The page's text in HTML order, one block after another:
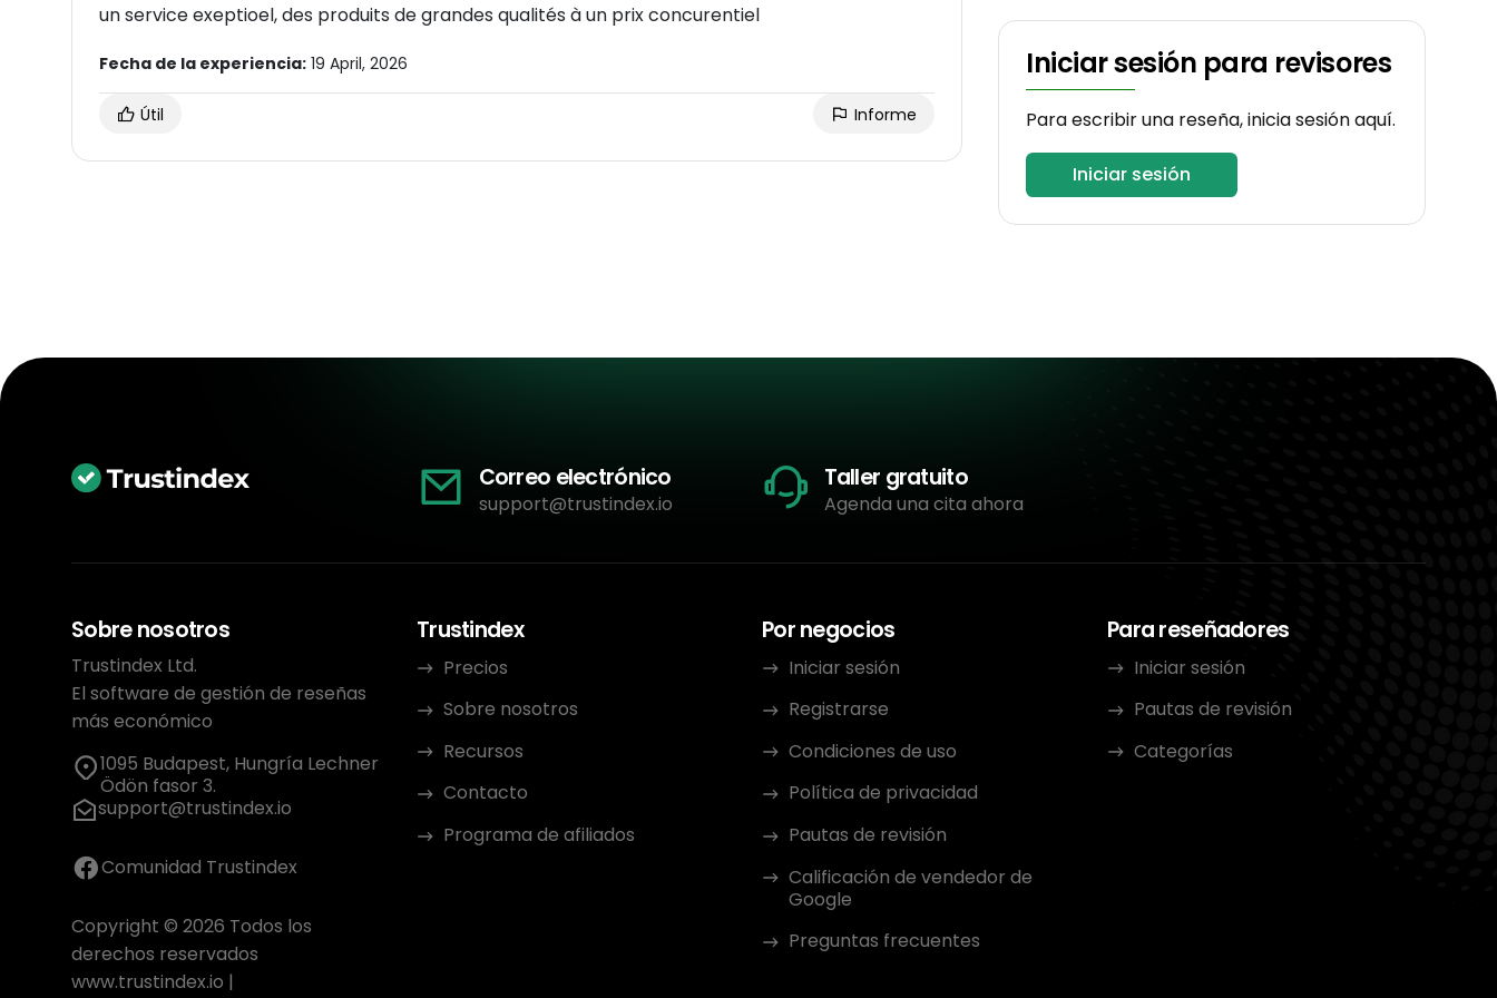
un service exeptioel, des produits de grandes qualités à un prix concurentiel
Fecha de la experiencia: 19 April, 2026
Útil Informe
Iniciar sesión para revisores
Para escribir una reseña, inicia sesión aquí.
Iniciar sesión
Correo electrónico
support@trustindex.io
Taller gratuito
Agenda una cita ahora
Sobre nosotros
Trustindex Ltd.
El software de gestión de reseñas
más económico
1095 Budapest, Hungría Lechner
Ödön fasor 3.
support@trustindex.io
Comunidad Trustindex
Copyright © 2026 Todos los
derechos reservados
www.trustindex.io |
Trustindex
Precios
Sobre nosotros
Recursos
Contacto
Programa de afiliados
Por negocios
Iniciar sesión
Registrarse
Condiciones de uso
Política de privacidad
Pautas de revisión
Calificación de vendedor de
Google
Preguntas frecuentes
Para reseñadores
Iniciar sesión
Pautas de revisión
Categorías